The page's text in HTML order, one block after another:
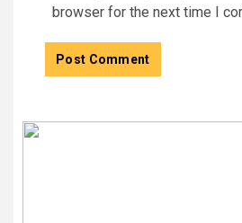
browser for the next time I